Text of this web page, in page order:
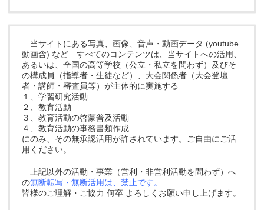
当サイトにある写真、画像、音声・動画データ (youtube
動画含) など すべてのコンテンツは、当サイトへの活用、
あるいは、全国の高等学校（公立・私立を問わず）及びそ
の構成員（指導者・生徒など）、大会関係者（大会登壇
者・講師・審査員等）が主体的に実施する
１、学習研究活動
２、教育活動
３、教育活動の啓蒙普及活動
４、教育活動の事務書類作成
にのみ、その無承認活用が許されています。ご自由にご活
用ください。
上記以外の活動・事業（営利・非営利活動を問わず）へ
の無断転写・無断活用は、禁止です。
皆様のご理解・ご協力 何卒 よろしくお願い申し上げます。